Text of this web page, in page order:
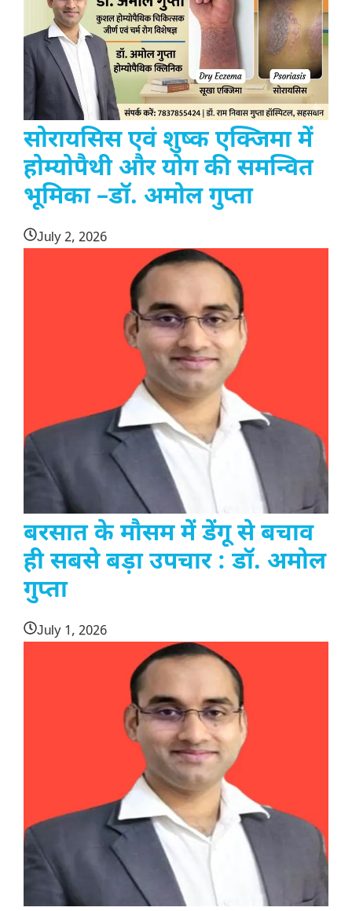
सोरायसिस एवं शुष्क एक्जिमा में
होम्योपैथी और योग की समन्वित
भूमिका –डॉ. अमोल गुप्ता
July 2, 2026
बरसात के मौसम में डेंगू से बचाव
ही सबसे बड़ा उपचार : डॉ. अमोल
गुप्ता
July 1, 2026